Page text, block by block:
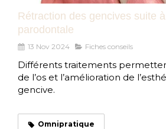
Rétraction des gencives suite
parodontale
13 Nov 2024 Fiches conseils
Différents traitements
de l’os et l’amélioration de
gencive.
Omnipratique